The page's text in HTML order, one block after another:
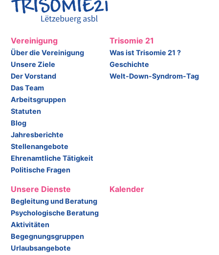
Vereinigung
Über die Vereinigung
Unsere Ziele
Der Vorstand
Das Team
Arbeitsgruppen
Statuten
Blog
Jahresberichte
Stellenangebote
Ehrenamtliche Tätigkeit
Politische Fragen
Trisomie 21
Was ist Trisomie 21 ?
Geschichte
Welt-Down-Syndrom-Tag
Unsere Dienste
Begleitung und Beratung
Psychologische Beratung
Aktivitäten
Begegnungsgruppen
Urlaubsangebote
Kalender